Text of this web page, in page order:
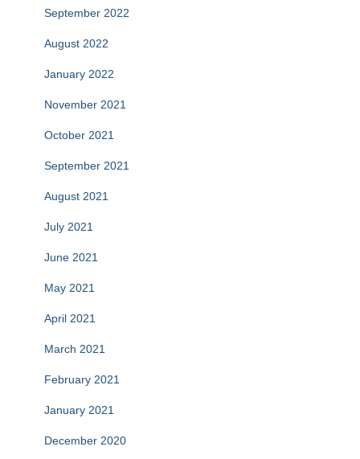
September 2022
August 2022
January 2022
November 2021
October 2021
September 2021
August 2021
July 2021
June 2021
May 2021
April 2021
March 2021
February 2021
January 2021
December 2020